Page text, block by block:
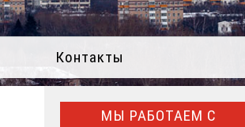
Контакты
МЫ РАБОТАЕМ С